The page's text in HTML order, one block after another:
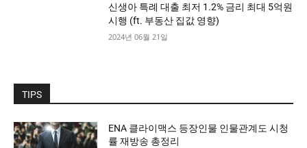
신생아 특례 대출 최저 1.2% 금리 최대 5억원
시행 (ft. 부동산 집값 영향)
2024년 06월 21일
TIPS
ENA 클라이맥스 등장인물 인물관계도 시청
률 재방송 총정리